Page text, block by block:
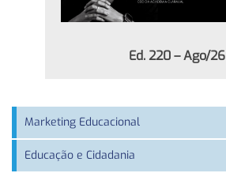
Ed. 220 – Ago/26
Marketing Educacional
Educação e Cidadania